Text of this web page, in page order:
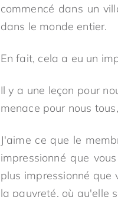
commencé dans un
dans le monde entier.
En fait, cela a eu un
Il y a une leçon pour
menace pour nous
J'aime ce que le
impressionné que
plus impressionné que
la pauvreté, où qu'elle